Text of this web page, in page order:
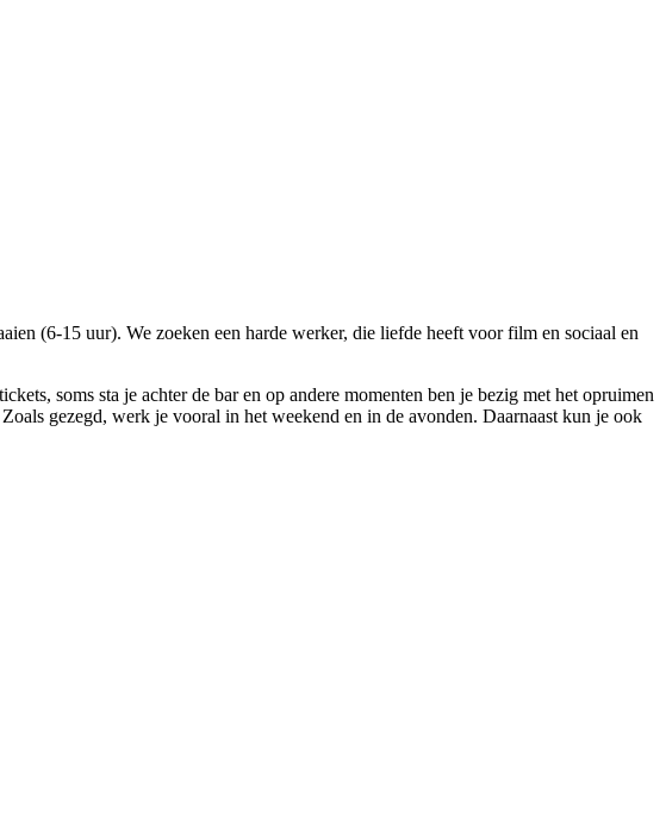
(6-15 uur). We zoeken een harde werker, die liefde heeft voor film en sociaal en
soms sta je achter de bar en op andere momenten ben je bezig met het opruimen
gezegd, werk je vooral in het weekend en in de avonden. Daarnaast kun je ook